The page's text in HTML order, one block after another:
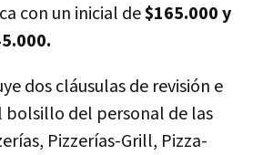
con un inicial de$165.000 y
dos cláusulas de revisión e
bolsillo del personal de las
Pizzerías-Grill, Pizza-